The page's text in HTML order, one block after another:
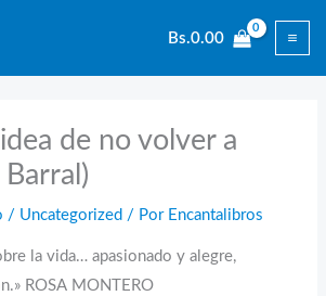
Bs.0.00
de no volver a
/ Uncategorized / Por Encantalibros
la vida… apasionado y alegre,
ROSA MONTERO